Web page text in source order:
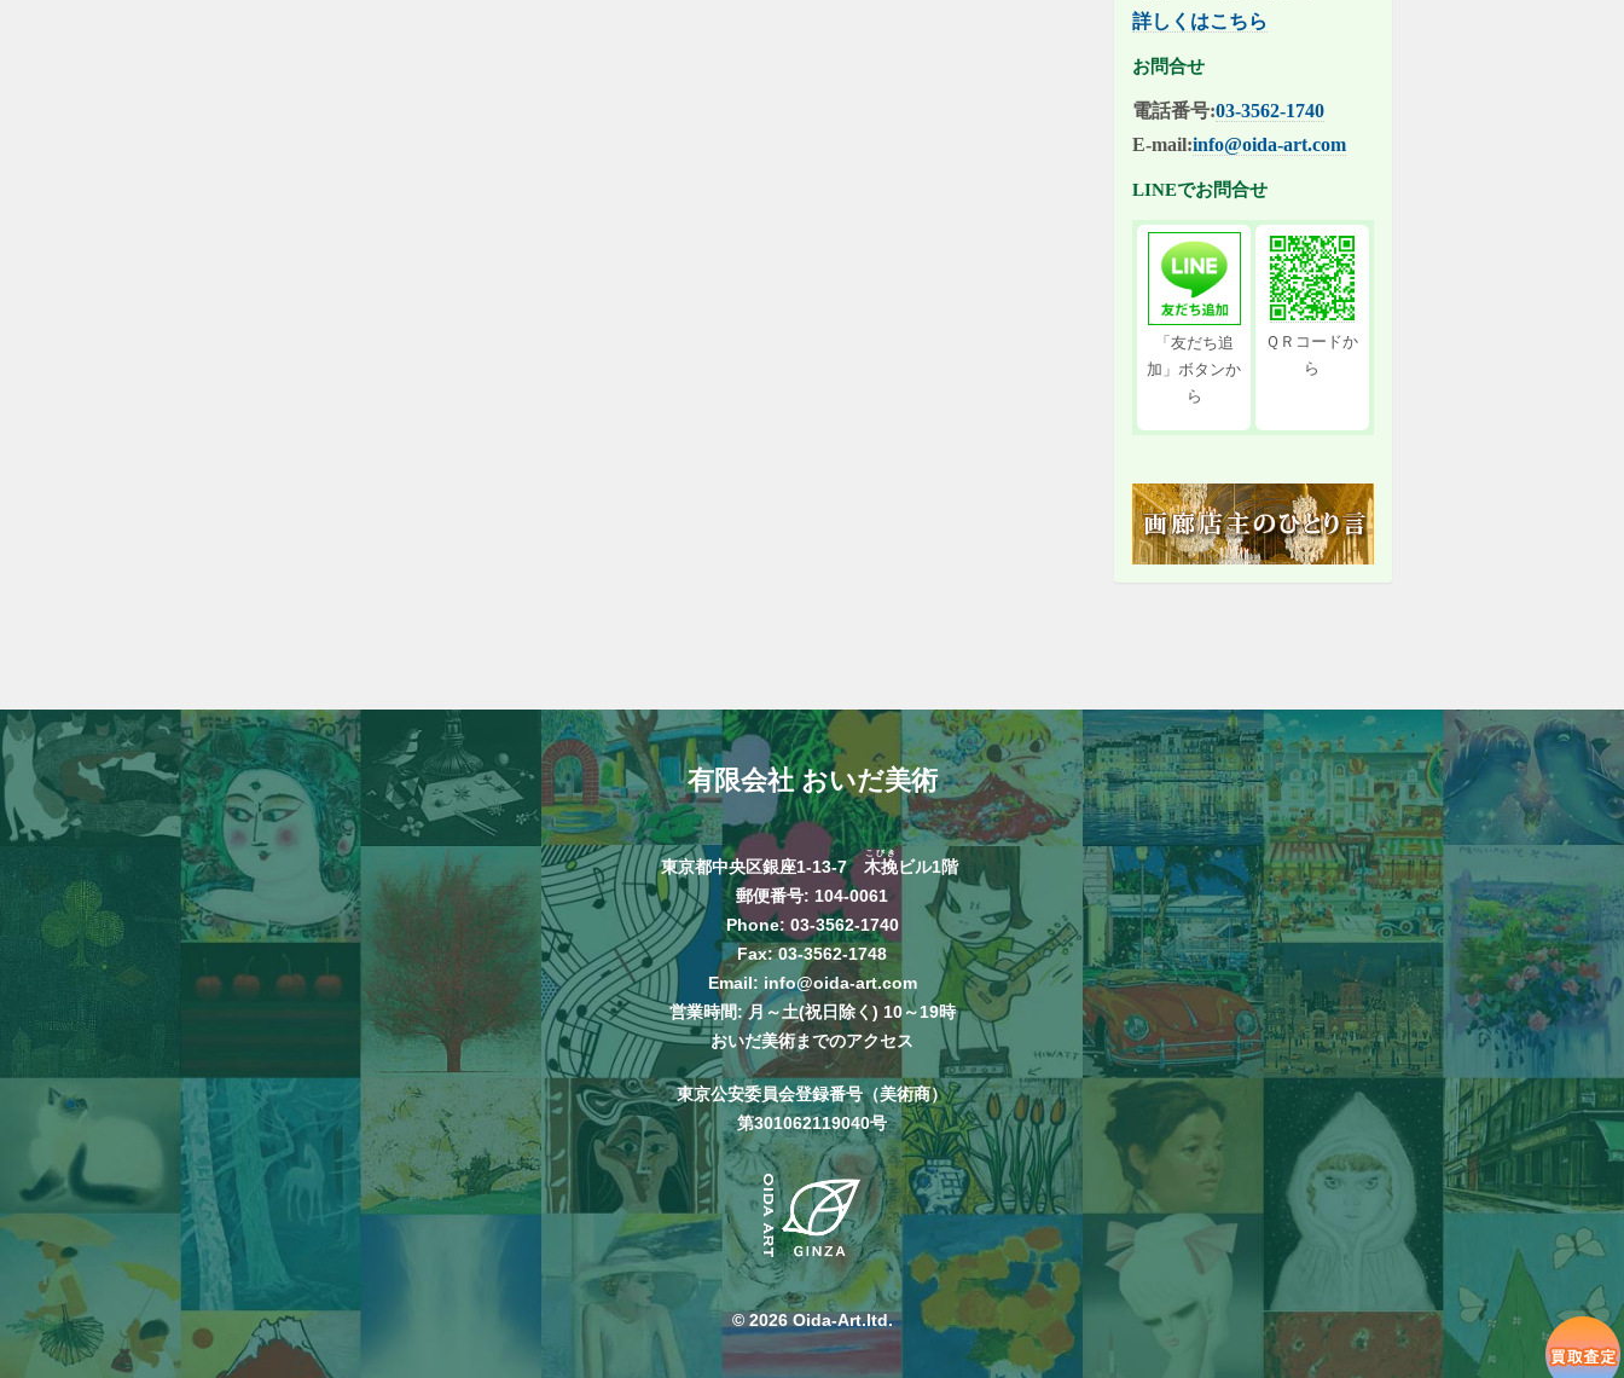
詳しくはこちら
お問合せ
電話番号:03-3562-1740
E-mail:info@oida-art.com
LINEでお問合せ
「友だち追
加」ボタンか
ら
ＱＲコードか
ら
有限会社 おいだ美術
東京都中央区銀座1-13-7 木挽
こびき
ビル1階
郵便番号: 104-0061
Phone: 03-3562-1740
Fax: 03-3562-1748
Email: info@oida-art.com
営業時間: 月～土(祝日除く) 10～19時
おいだ美術までのアクセス
東京公安委員会登録番号（美術商）
第301062119040号
© 2026 Oida-Art.ltd.